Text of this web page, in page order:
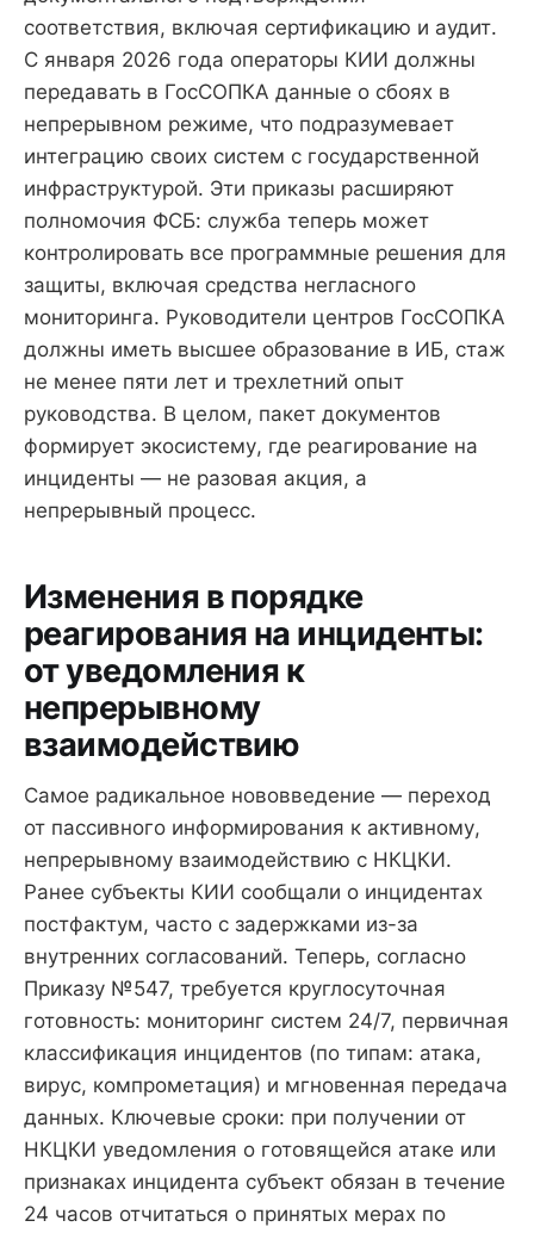
соответствия, включая сертификацию и аудит.
С января 2026 года операторы КИИ должны
передавать в ГосСОПКА данные о сбоях в
непрерывном режиме, что подразумевает
интеграцию своих систем с государственной
инфраструктурой. Эти приказы расширяют
полномочия ФСБ: служба теперь может
контролировать все программные решения для
защиты, включая средства негласного
мониторинга. Руководители центров ГосСОПКА
должны иметь высшее образование в ИБ, стаж
не менее пяти лет и трехлетний опыт
руководства. В целом, пакет документов
формирует экосистему, где реагирование на
инциденты — не разовая акция, а
непрерывный процесс.
Изменения в порядке
реагирования на инциденты:
от уведомления к
непрерывному
взаимодействию
Самое радикальное нововведение — переход
от пассивного информирования к активному,
непрерывному взаимодействию с НКЦКИ.
Ранее субъекты КИИ сообщали о инцидентах
постфактум, часто с задержками из-за
внутренних согласований. Теперь, согласно
Приказу №547, требуется круглосуточная
готовность: мониторинг систем 24/7, первичная
классификация инцидентов (по типам: атака,
вирус, компрометация) и мгновенная передача
данных. Ключевые сроки: при получении от
НКЦКИ уведомления о готовящейся атаке или
признаках инцидента субъект обязан в течение
24 часов отчитаться о принятых мерах по